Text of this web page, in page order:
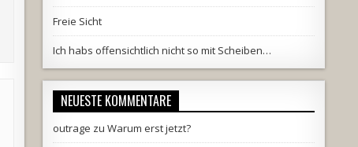
Freie Sicht
Ich habs offensichtlich nicht so mit Scheiben…
NEUESTE KOMMENTARE
outrage zu Warum erst jetzt?